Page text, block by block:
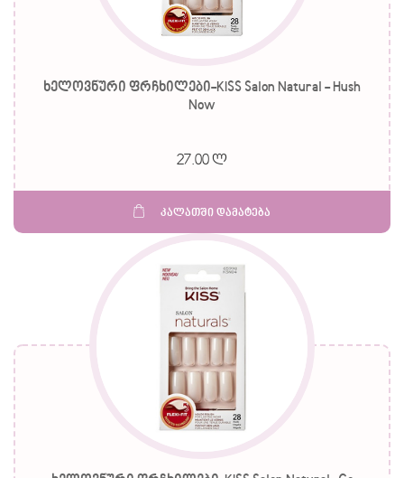
ხელოვნური ფრჩხილები-KISS Salon Natural - Hush
Now
27.00 ლ
კალათში დამატება